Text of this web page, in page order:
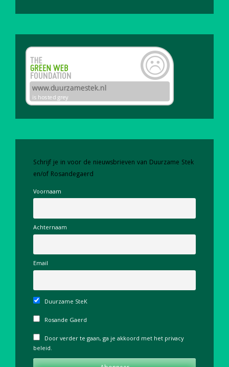
Schrijf je in voor de nieuwsbrieven van Duurzame Stek
en/of Rosandegaerd
Voornaam
Achternaam
Email
Duurzame SteK
Rosande Gaerd
Door verder te gaan, ga je akkoord met het privacy
beleid.